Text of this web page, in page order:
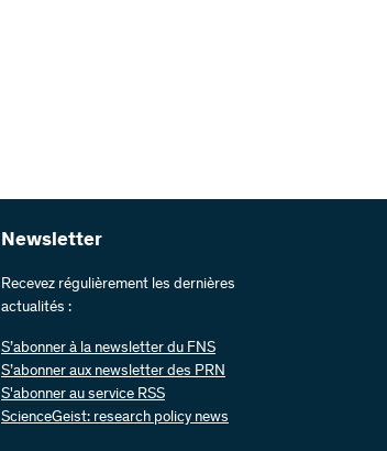
Newsletter
Recevez régulièrement les dernières
actualités :
S’abonner à la newsletter du FNS
S’abonner aux newsletter des PRN
S'abonner au service RSS
ScienceGeist: research policy news